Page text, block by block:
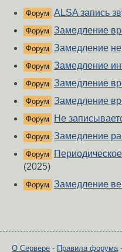
Форум ALSA запись
Форум Замедление
Форум Замедление
Форум Замедление
Форум Замедление
Форум Замедление
Форум Не
Форум Замедление
Форум
(2025)
Форум Замедление
О Сервере - Правила форума-